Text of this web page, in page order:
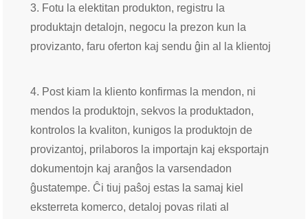
3. Fotu la elektitan produkton, registru la
produktajn detalojn, negocu la prezon kun la
provizanto, faru oferton kaj sendu ĝin al la klientoj
4. Post kiam la kliento konfirmas la mendon, ni
mendos la produktojn, sekvos la produktadon,
kontrolos la kvaliton, kunigos la produktojn de
provizantoj, prilaboros la importajn kaj eksportajn
dokumentojn kaj aranĝos la varsendadon
ĝustatempe. Ĉi tiuj paŝoj estas la samaj kiel
eksterreta komerco, detaloj povas rilati al